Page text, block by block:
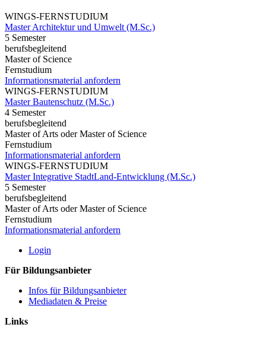
WINGS-FERNSTUDIUM
Master Architektur und Umwelt (M.Sc.)
5 Semester
berufsbegleitend
Master of Science
Fernstudium
Informationsmaterial anfordern
WINGS-FERNSTUDIUM
Master Bautenschutz (M.Sc.)
4 Semester
berufsbegleitend
Master of Arts oder Master of Science
Fernstudium
Informationsmaterial anfordern
WINGS-FERNSTUDIUM
Master Integrative StadtLand-Entwicklung (M.Sc.)
5 Semester
berufsbegleitend
Master of Arts oder Master of Science
Fernstudium
Informationsmaterial anfordern
Login
Für Bildungsanbieter
Infos für Bildungsanbieter
Mediadaten & Preise
Links